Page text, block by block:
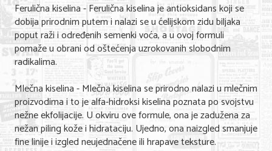
Ferulična kiselina - Ferulična kiselina je antioksidans koji se
dobija prirodnim putem i nalazi se u ćelijskom zidu biljaka
poput raži i određenih semenki voća, a u ovoj formuli
pomaže u obrani od oštećenja uzrokovanih slobodnim
radikalima.
Mlečna kiselina - Mlečna kiselina se prirodno nalazi u mlečnim
proizvodima i to je alfa-hidroksi kiselina poznata po svojstvu
nežne ekfolijacije. U okviru ove formule, ona je zadužena za
nežan piling kože i hidrataciju. Ujedno, ona naizgled smanjuje
fine linije i izgled neujednačene ili hrapave teksture.